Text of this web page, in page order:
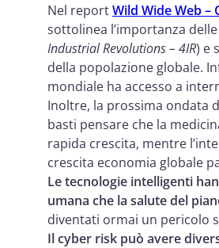
Nel reportWild Wide Web
sottolinea l’importanza
Industrial Revolutions – 4IR) e
della popolazione globale.
mondiale ha accesso a
Inoltre, la prossima ondata
basti pensare che la
rapida crescita, mentre
crescita economia globale
Le tecnologie intelligenti
umana che la salute del
diventati ormai un pericolo
Il cyber risk può avere